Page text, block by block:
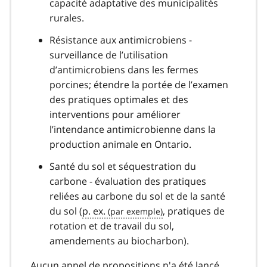
capacité adaptative des municipalités
rurales.
Résistance aux antimicrobiens -
surveillance de l’utilisation
d’antimicrobiens dans les fermes
porcines; étendre la portée de l’examen
des pratiques optimales et des
interventions pour améliorer
l’intendance antimicrobienne dans la
production animale en Ontario.
Santé du sol et séquestration du
carbone - évaluation des pratiques
reliées au carbone du sol et de la santé
du sol (p. ex.
, pratiques de
rotation et de travail du sol,
amendements au biocharbon).